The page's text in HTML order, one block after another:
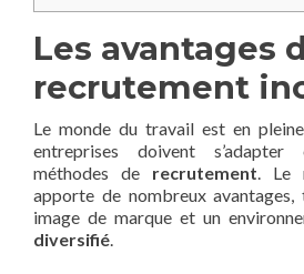
Les avantages
recrutement
Le monde du travail est en
entreprises doivent
méthodes de recrutement. Le
apporte de nombreux avantages,
image de marque et un
diversifié.